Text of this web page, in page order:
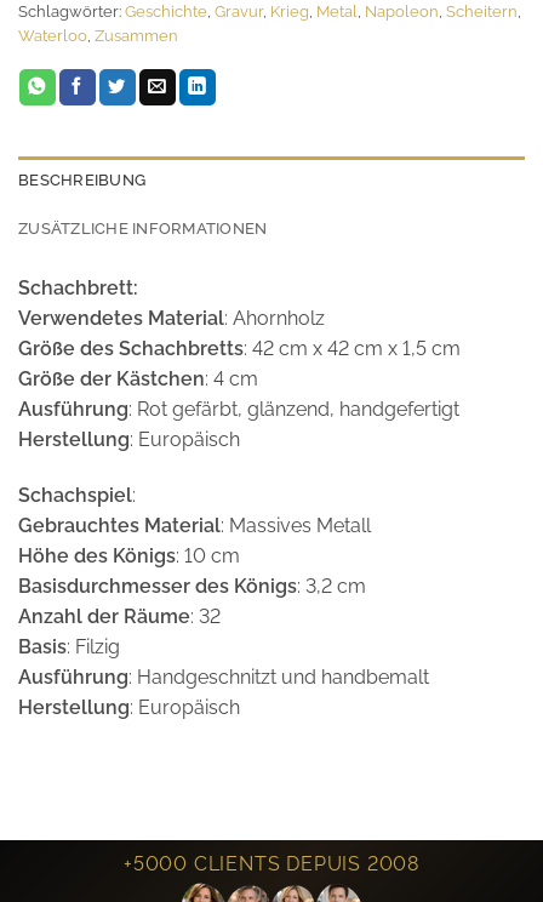
Schlagwörter: Geschichte Gravur, Krieg Metal Napoleon Scheitern
Waterloo Zusammen
BESCHREIBUNG
ZUSÄTZLICHE INFORMATIONEN
Schachbrett:
Verwendetes Material: Ahornholz
Größe des Schachbretts: 42 cm x 42 cm x 1,5 cm
Größe der Kästchen: 4 cm
Ausführung: Rot gefärbt, glänzend, handgefertigt
Herstellung: Europäisch
Schachspiel:
Gebrauchtes Material: Massives Metall
Höhe des Königs: 10 cm
Basisdurchmesser des Königs: 3,2 cm
Anzahl der Räume: 32
Basis: Filzig
Ausführung: Handgeschnitzt und handbemalt
Herstellung: Europäisch
+5000 CLIENTS DEPUIS 2008